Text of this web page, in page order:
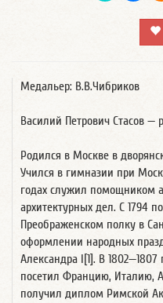
Медальер: В.В.Чибриков
Василий Петрович Стасов —
Родился в Москве в
Учился в гимназии при
годах служил помощником
архитектурных дел. С 1794
Преображенском полку в
оформлении народных
Александра I[1]. В 1802—1807
посетил Францию, Италию,
получил диплом Римской